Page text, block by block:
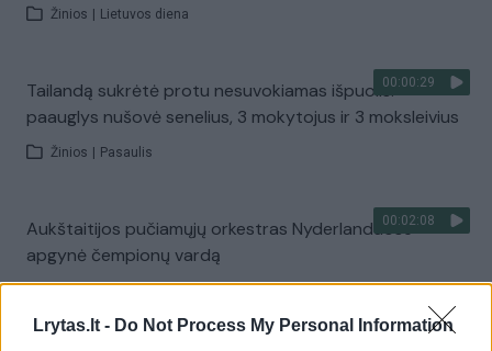
Lrytas.lt - Do Not Process My Personal Information
Žinios Lietuvos diena
00:00:29
Tailandą sukrėtė protu nesuvokiamas išpuolis:
paauglys nušovė senelius, 3 mokytojus ir 3 moksleivius
Žinios Pasaulis
00:02:08
Aukštaitijos pučiamųjų orkestras Nyderlanduose
apgynė čempionų vardą